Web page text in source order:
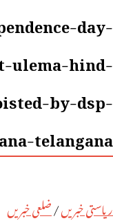
day-
ulema-hind-
by-dsp-
telangana-
ریاستی خبریں/ضلعی خبریں